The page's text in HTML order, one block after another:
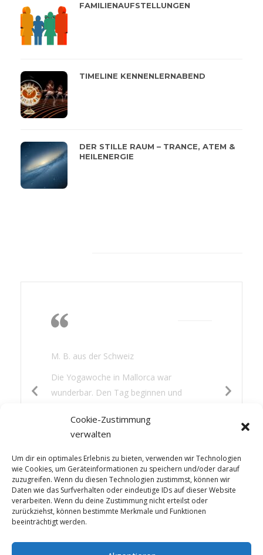
Cookie-Zustimmung
verwalten
Um dir ein optimales Erlebnis zu bieten, verwenden wir Technologien
wie Cookies, um Geräteinformationen zu speichern und/oder darauf
zuzugreifen. Wenn du diesen Technologien zustimmst, können wir
Daten wie das Surfverhalten oder eindeutige IDs auf dieser Website
verarbeiten. Wenn du deine Zustimmung nicht erteilst oder
zurückziehst, können bestimmte Merkmale und Funktionen
beeinträchtigt werden.
FAMILIENAUFSTELLUNGEN
TIMELINE KENNENLERNABEND
DER STILLE RAUM – TRANCE, ATEM &
HEILENERGIE
M. B. aus der Schweiz
Die Yogawoche in Mallorca war
wunderbar. Den Tag beginnen und
Erfahrung. Es hat mir gut getan: die
Wärme, das Nichtstun, lesen, gutes Essen
und etwas Sightseeing – die Mischung war
perfekt.